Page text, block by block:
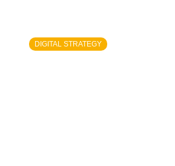
DIGITAL STRATEGY